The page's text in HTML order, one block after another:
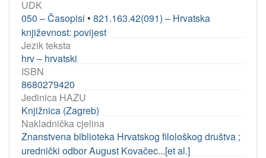
UDK
050 – Časopisi • 821.163.42(091) – Hrvatska
književnost: povijest
Jezik teksta
hrv – hrvatski
ISBN
8680279420
Jedinica HAZU
Knjižnica (Zagreb)
Nakladnička cjelina
Znanstvena biblioteka Hrvatskog filološkog društva ;
urednički odbor August Kovačec...[et al.]